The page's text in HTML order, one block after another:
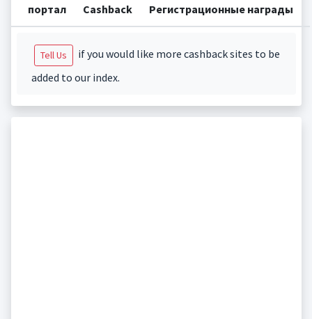
портал Cashback Регистрационные награды
Tell Us
if you would like more cashback sites to be
added to our index.